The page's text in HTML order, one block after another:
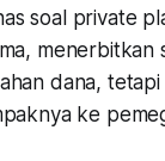
soal private
menerbitkan
dana, tetapi
ke